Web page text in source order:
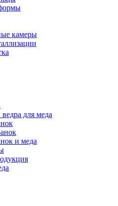
камеры
для меда
и меда